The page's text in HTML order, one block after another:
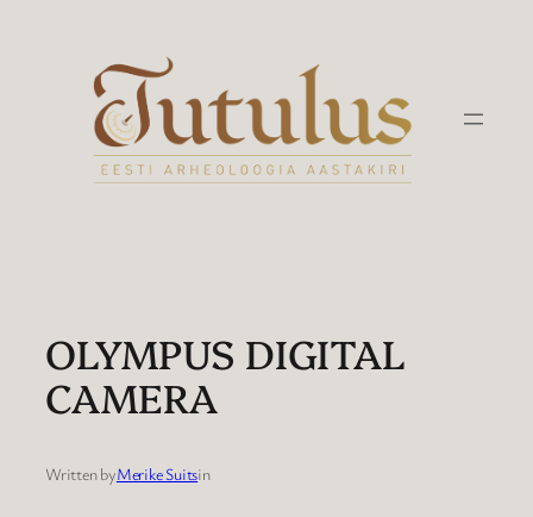
OLYMPUS DIGITAL
CAMERA
Written byMerike Suitsin